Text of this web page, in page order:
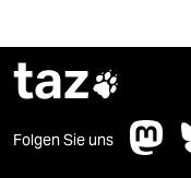
taz
Folgen Sie uns